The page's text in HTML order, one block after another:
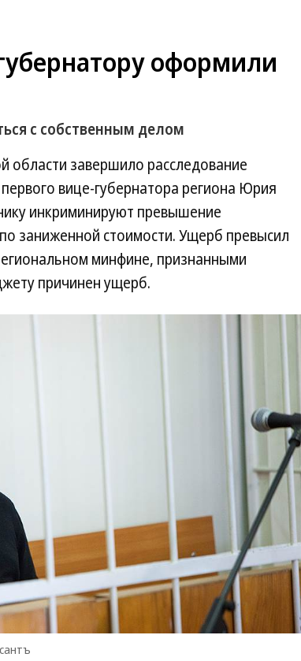
оформили
с собственным делом
области завершило расследование
вице-губернатора региона Юрия
инкриминируют превышение
заниженной стоимости. Ущерб превысил
минфине, признанными
причинен ущерб.